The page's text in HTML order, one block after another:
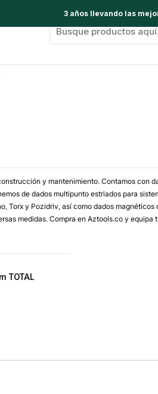
3 años llevando las
y mantenimiento. Contamos
de dados multipunto estriados para
Torx y Pozidriv, así como dados
medidas. Compra en Aztools.co y equipa
TOTAL